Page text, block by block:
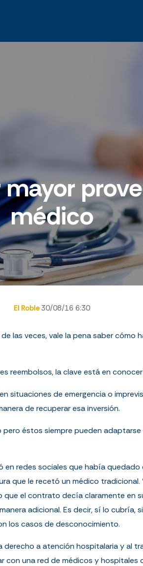
médico
El Roble30/08/16 6:30
las veces, vale la pena saber cómo
reembolsos, la clave está en
situaciones de emergencia o
de recuperar esa inversión.
éstos siempre pueden
redes sociales que había
que le recetó un médico
el contrato decía claramente en
adicional. Es decir, sí lo cubría,
los casos de desconocimiento.
derecho a atención hospitalaria y al
con una red de médicos y